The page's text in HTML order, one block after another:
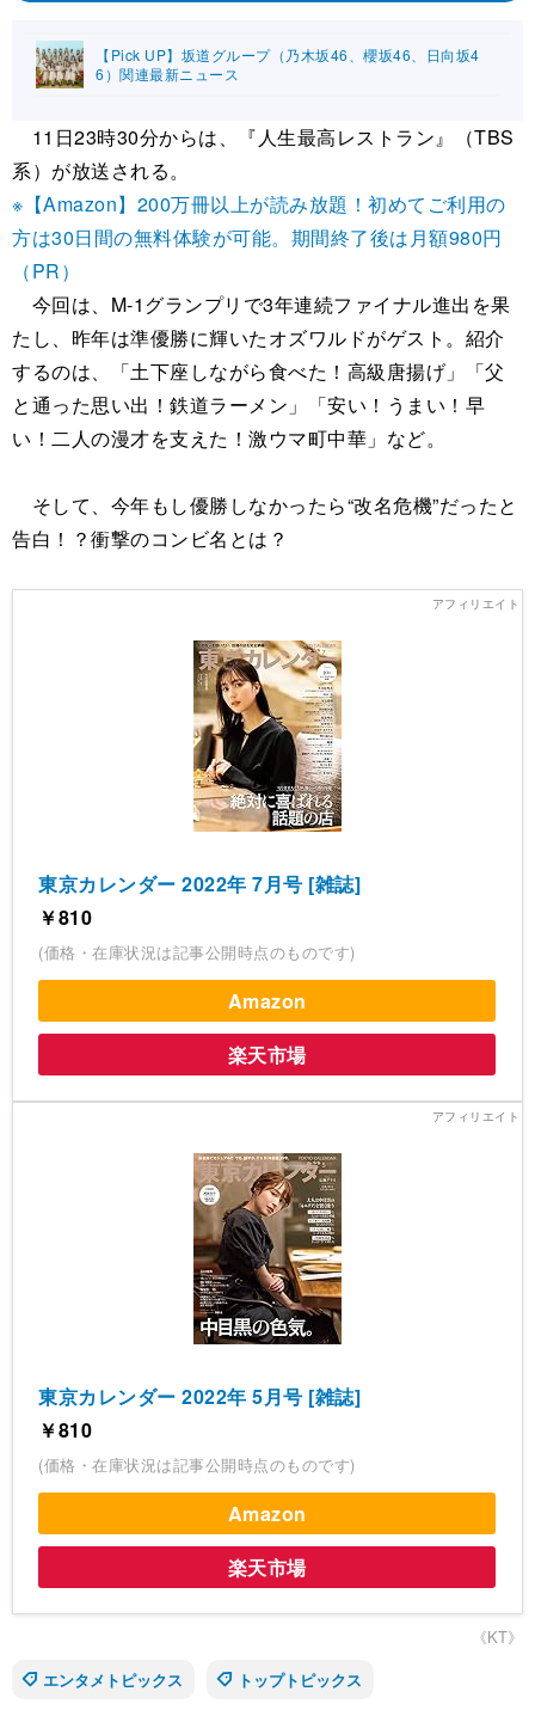
【Pick UP】坂道グループ（乃木坂46、櫻坂46、日向坂4
6）関連最新ニュース
11日23時30分からは、『人生最高レストラン』（TBS
系）が放送される。
※【Amazon】200万冊以上が読み放題！初めてご利用の
方は30日間の無料体験が可能。期間終了後は月額980円
（PR）
今回は、M-1グランプリで3年連続ファイナル進出を果
たし、昨年は準優勝に輝いたオズワルドがゲスト。紹介
するのは、「土下座しながら食べた！高級唐揚げ」「父
と通った思い出！鉄道ラーメン」「安い！うまい！早
い！二人の漫才を支えた！激ウマ町中華」など。
そして、今年もし優勝しなかったら“改名危機”だったと
告白！？衝撃のコンビ名とは？
東京カレンダー 2022年 7月号 [雑誌]
￥810
(価格・在庫状況は記事公開時点のものです)
Amazon
楽天市場
東京カレンダー 2022年 5月号 [雑誌]
￥810
(価格・在庫状況は記事公開時点のものです)
Amazon
楽天市場
《KT》
エンタメトピックス
トップトピックス